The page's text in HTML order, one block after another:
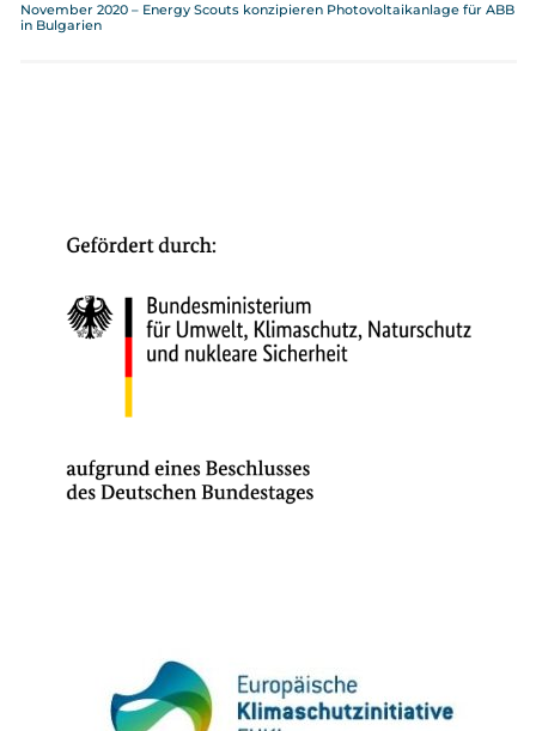
November 2020 – Energy Scouts konzipieren Photovoltaikanlage für ABB
in Bulgarien